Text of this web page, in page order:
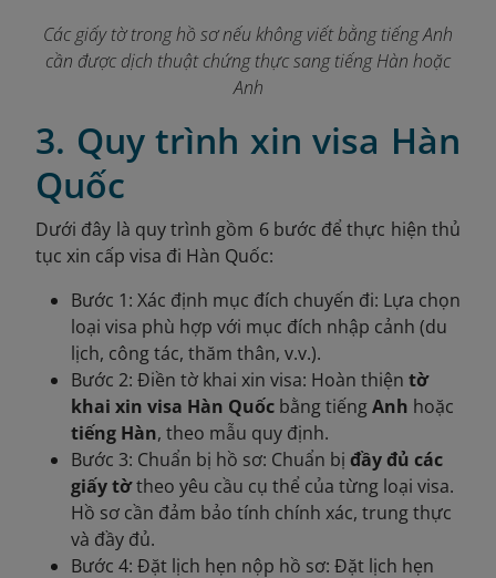
Các giấy tờ trong hồ sơ nếu không viết bằng tiếng Anh
cần được dịch thuật chứng thực sang tiếng Hàn hoặc
Anh
3. Quy trình xin visa Hàn
Quốc
Dưới đây là quy trình gồm 6 bước để thực hiện thủ
tục xin cấp visa đi Hàn Quốc:
Bước 1: Xác định mục đích chuyến đi: Lựa chọn
loại visa phù hợp với mục đích nhập cảnh (du
lịch, công tác, thăm thân, v.v.).
Bước 2: Điền tờ khai xin visa: Hoàn thiện tờ
khai xin visa Hàn Quốc bằng tiếngAnh hoặc
tiếng Hàn, theo mẫu quy định.
Bước 3: Chuẩn bị hồ sơ: Chuẩn bị đầy đủ các
giấy tờtheo yêu cầu cụ thể của từng loại visa.
Hồ sơ cần đảm bảo tính chính xác, trung thực
và đầy đủ.
Bước 4: Đặt lịch hẹn nộp hồ sơ: Đặt lịch hẹn